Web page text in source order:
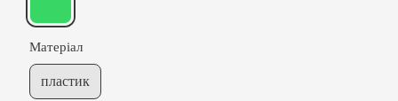
Матеріал
пластик